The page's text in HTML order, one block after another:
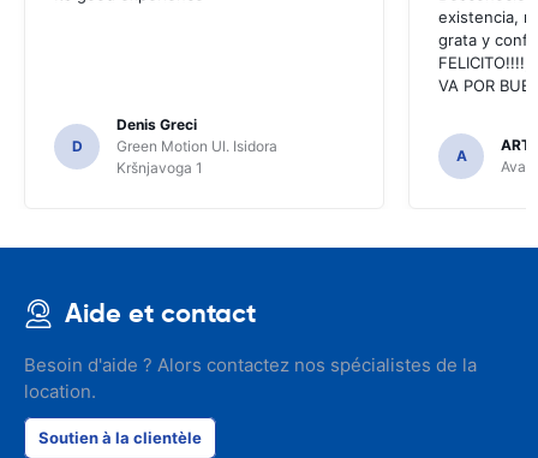
D
Denis Greci
Green Motion Ul. Isidora
Kršnjavoga 1
existencia,
grata y
FELICITO!!!!,
VA POR
A
Aide et contact
Besoin d'aide ? Alors contactez nos spécialistes de la
location.
Soutien à la clientèle